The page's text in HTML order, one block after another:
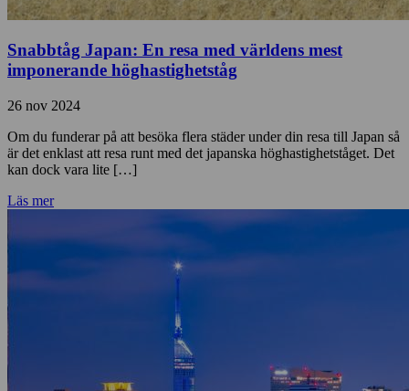
Snabbtåg Japan: En resa med världens mest
imponerande höghastighetståg
26 nov 2024
Om du funderar på att besöka flera städer under din resa till Japan så
är det enklast att resa runt med det japanska höghastighetståget. Det
kan dock vara lite […]
Läs mer